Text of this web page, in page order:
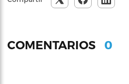
COMENTARIOS 0